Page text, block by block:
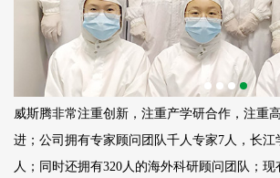
威斯腾非常注重创新，注重产学研合作，注重
进；公司拥有专家顾问团队千人专家7人，长江
人；同时还拥有320人的海外科研顾问团队；现